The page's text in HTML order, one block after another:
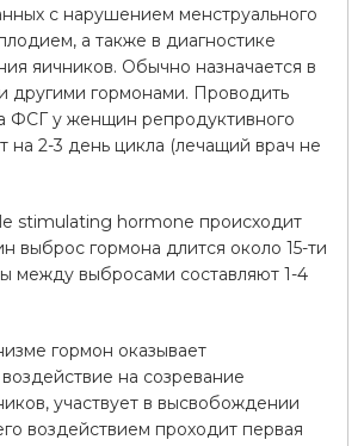
с нарушением менструального
а также в диагностике
яичников. Обычно назначается в
другими гормонами. Проводить
ФСГ у женщин репродуктивного
на 2-3 день цикла (лечащий врач не
stimulating hormone происходит
выброс гормона длится около 15-ти
между выбросами составляют 1-4
гормон оказывает
на созревание
участвует в высвобождении
воздействием проходит первая